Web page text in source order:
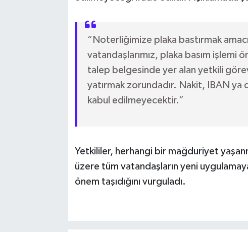
“Noterliğimize plaka bastırmak
vatandaşlarımız, plaka basım işlemi
talep belgesinde yer alan yetkili
yatırmak zorundadır. Nakit, IBAN
kabul edilmeyecektir.”
Yetkililer, herhangi bir mağduriyet
üzere tüm vatandaşların yeni
önem taşıdığını vurguladı.